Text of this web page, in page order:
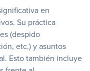
en
Su práctica
(despido
etc.) y asuntos
Esto también incluye